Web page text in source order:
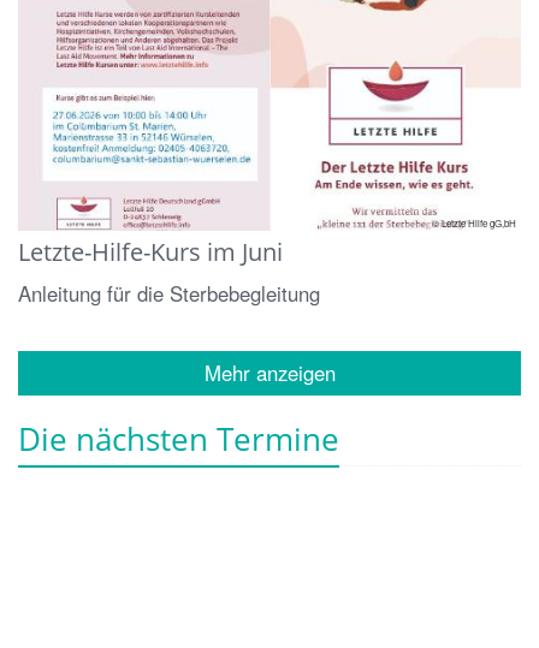
© Letzte Hilfe gG,bH
Letzte-Hilfe-Kurs im Juni
Anleitung für die Sterbebegleitung
Mehr anzeigen
Die nächsten Termine